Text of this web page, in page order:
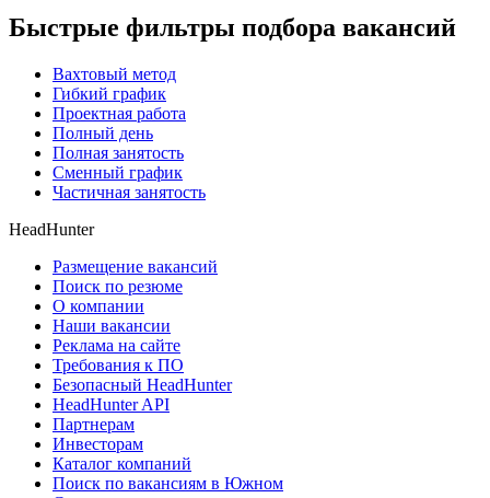
Быстрые фильтры подбора вакансий
Вахтовый метод
Гибкий график
Проектная работа
Полный день
Полная занятость
Сменный график
Частичная занятость
HeadHunter
Размещение вакансий
Поиск по резюме
О компании
Наши вакансии
Реклама на сайте
Требования к ПО
Безопасный HeadHunter
HeadHunter API
Партнерам
Инвесторам
Каталог компаний
Поиск по вакансиям в Южном